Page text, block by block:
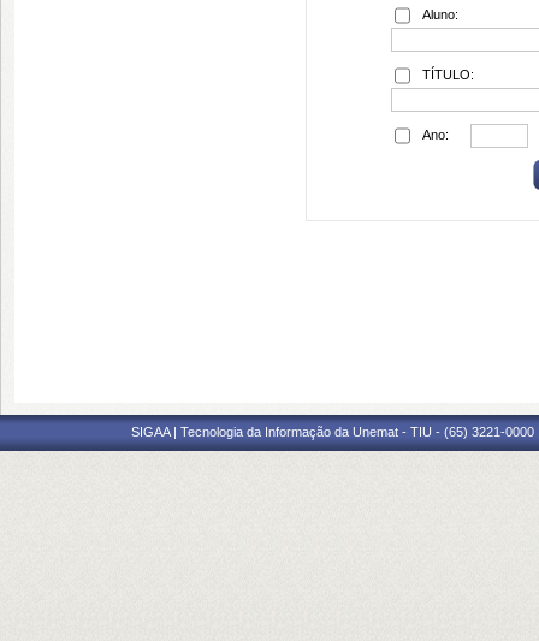
Aluno:
TÍTULO:
Ano:
SIGAA | Tecnologia da Informação da Unemat - TIU - (65) 3221-